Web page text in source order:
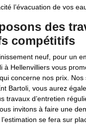
l’évacuation de vos
des
compétitifs
neuf, pour un
Hellenvilliers vous
concerne nos prix.
Bartoli, vous aurez
d’entretien
invitons à faire une
se fera sur